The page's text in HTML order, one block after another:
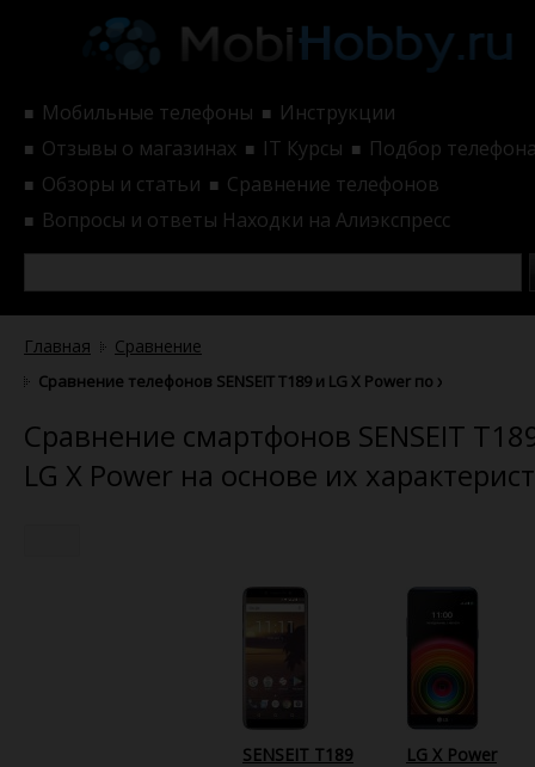
■ Мобильные телефоны ■ Инструкции
■ Отзывы о магазинах ■ IT Курсы ■ Подбор
■ Обзоры и статьи ■ Сравнение телефонов
■ Вопросы и ответы Находки на Алиэкспресс
Главная Сравнение
Сравнение телефонов SENSEIT T189 и LG X Power по
Сравнение смартфонов SENSEIT
LG X Power на основе их
SENSEIT T189
LG X Power